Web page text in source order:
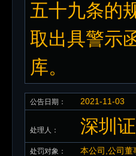
五十九条的
取出具警示
库。
公告日期： 2021-11-03
处理人： 深圳
处罚对象： 本公司,公司董